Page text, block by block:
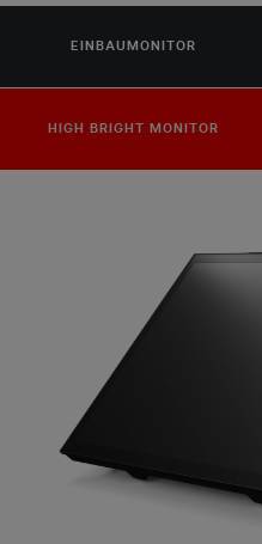
EINBAUMONITOR
HIGH BRIGHT MONITOR